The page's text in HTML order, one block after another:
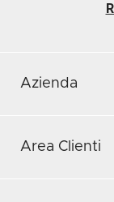
Azienda
Area Clienti